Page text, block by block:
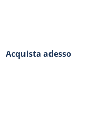
Acquista adesso